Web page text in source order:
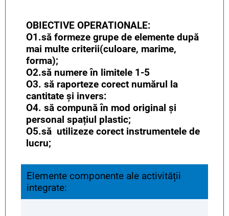
OBIECTIVE OPERATIONALE:
O1.să formeze grupe de elemente după
mai multe criterii(culoare, marime,
forma);
O2.să numere în limitele 1-5
O3. să raporteze corect numărul la
cantitate și invers:
O4. să compună în mod original și
personal spațiul plastic;
O5.să utilizeze corect instrumentele de
lucru;
Elemente componente ale activității
integrate: